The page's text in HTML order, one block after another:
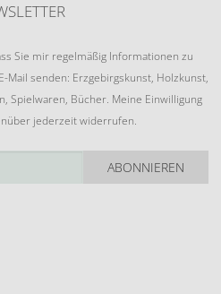
Sie mir regelmäßig Informationen zu
senden: Erzgebirgskunst, Holzkunst,
Spielwaren, Bücher. Meine Einwilligung
jederzeit widerrufen.
ABONNIEREN